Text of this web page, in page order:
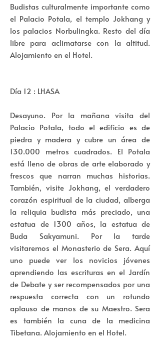
Budistas culturalmente importante como
el Palacio Potala, el templo Jokhang y
los palacios Norbulingka. Resto del día
libre para aclimatarse con la altitud.
Alojamiento en el Hotel.
Día 12 : LHASA
Desayuno. Por la mañana visita del
Palacio Potala, todo el edificio es de
piedra y madera y cubre un área de
130.000 metros cuadrados. El Potala
está lleno de obras de arte elaborado y
frescos que narran muchas historias.
También, visite Jokhang, el verdadero
corazón espiritual de la ciudad, alberga
la reliquia budista más preciado, una
estatua de 1300 años, la estatua de
Buda Sakyamuni. Por la tarde
visitaremos el Monasterio de Sera. Aquí
uno puede ver los novicios jóvenes
aprendiendo las escrituras en el Jardín
de Debate y ser recompensados ​​por una
respuesta correcta con un rotundo
aplauso de manos de su Maestro. Sera
es también la cuna de la medicina
Tibetana. Alojamiento en el Hotel.